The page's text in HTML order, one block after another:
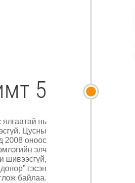
5
нь
Цусны
2008 оноос
элч
шивээсгүй,
гэсэн
байлаа.